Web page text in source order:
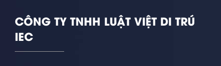
CÔNG TY TNHH LUẬT VIỆT DI TRÚ
IEC